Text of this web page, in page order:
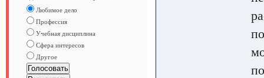
Любимое дело
Профессия
Учебная дисциплина
Сфера интересов
Другое